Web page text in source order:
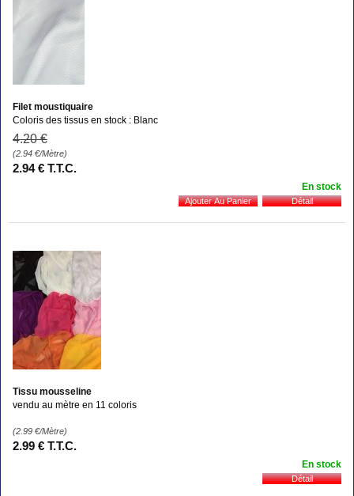
Filet moustiquaire
Coloris des tissus en stock : Blanc
4.20 €
(2.94 €/Mètre)
2.94 € T.T.C.
En stock
Tissu mousseline
vendu au mètre en 11 coloris
(2.99 €/Mètre)
2.99 € T.T.C.
En stock